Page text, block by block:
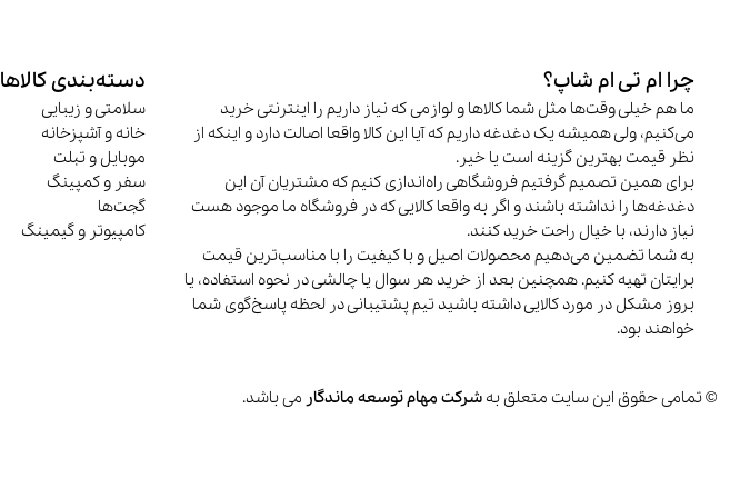
چرا ام تی ام شاپ؟
ما هم خیلی وقت‌ها مثل شما کالاها و لوازمی که نیاز داریم را اینترنتی خرید
می‌کنیم، ولی همیشه یک دغدغه داریم که آیا این کالا واقعا اصالت دارد و اینکه از
نظر قیمت بهترین گزینه است یا خیر.
برای همین تصمیم گرفتیم فروشگاهی راه‌اندازی کنیم که مشتریان آن این
دغدغه‌ها را نداشته باشند و اگر به واقعا کالایی که در فروشگاه ما موجود هست
نیاز دارند، با خیال راحت خرید کنند.
به شما تضمین می‌دهیم محصولات اصیل و با کیفیت را با مناسب‌ترین قیمت
برایتان تهیه کنیم. همچنین بعد از خرید هر سوال یا چالشی در نحوه استفاده، یا
بروز مشکل در مورد کالایی داشته باشید تیم پشتیبانی در لحظه پاسخ‌گوی شما
خواهند بود.
دسته‌بندی کالاها
سلامتی و زیبایی
خانه و آشپزخانه
موبایل و تبلت
سفر و کمپینگ
گجت‌ها
کامپیوتر و گیمینگ
© تمامی حقوق این سایت متعلق به شرکت مهام توسعه ماندگار می باشد.